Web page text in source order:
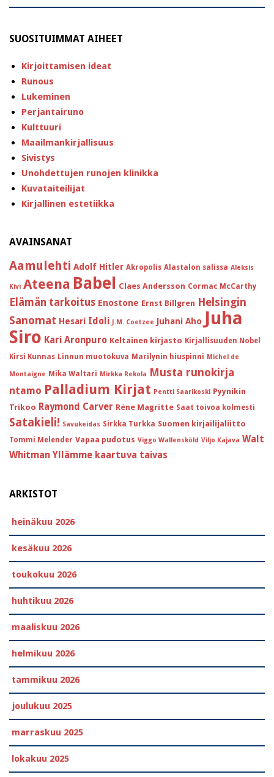
SUOSITUIMMAT AIHEET
Kirjoittamisen ideat
Runous
Lukeminen
Perjantairuno
Kulttuuri
Maailmankirjallisuus
Sivistys
Unohdettujen runojen klinikka
Kuvataiteilijat
Kirjallinen estetiikka
AVAINSANAT
Aamulehti Adolf Hitler Akropolis Alastalon salissa Aleksis
Kivi Ateena Babel Claes Andersson Cormac McCarthy
Elämän tarkoitus Enostone Ernst Billgren Helsingin
Sanomat Hesari Idoli J.M. Coetzee Juhani Aho Juha
Siro Kari Aronpuro Keltainen kirjasto Kirjallisuuden Nobel
Kirsi Kunnas Linnun muotokuva Marilynin hiuspinni Michel de
Montaigne Mika Waltari Mirkka Rekola Musta runokirja
ntamo Palladium Kirjat Pentti Saarikoski Pyynikin
Trikoo Raymond Carver Réne Magritte Saat toivoa kolmesti
Satakieli! Savukeidas Sirkka Turkka Suomen kirjailijaliitto
Tommi Melender Vapaa pudotus Viggo Wallensköld Viljo Kajava Walt
Whitman Yllämme kaartuva taivas
ARKISTOT
heinäkuu 2026
kesäkuu 2026
toukokuu 2026
huhtikuu 2026
maaliskuu 2026
helmikuu 2026
tammikuu 2026
joulukuu 2025
marraskuu 2025
lokakuu 2025